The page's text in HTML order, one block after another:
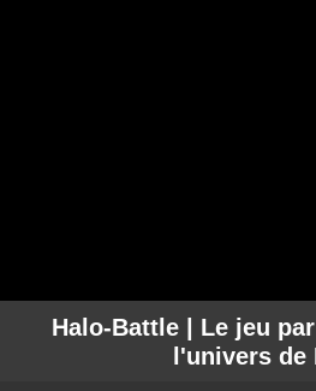
Halo-Battle | Le jeu
l'univers de